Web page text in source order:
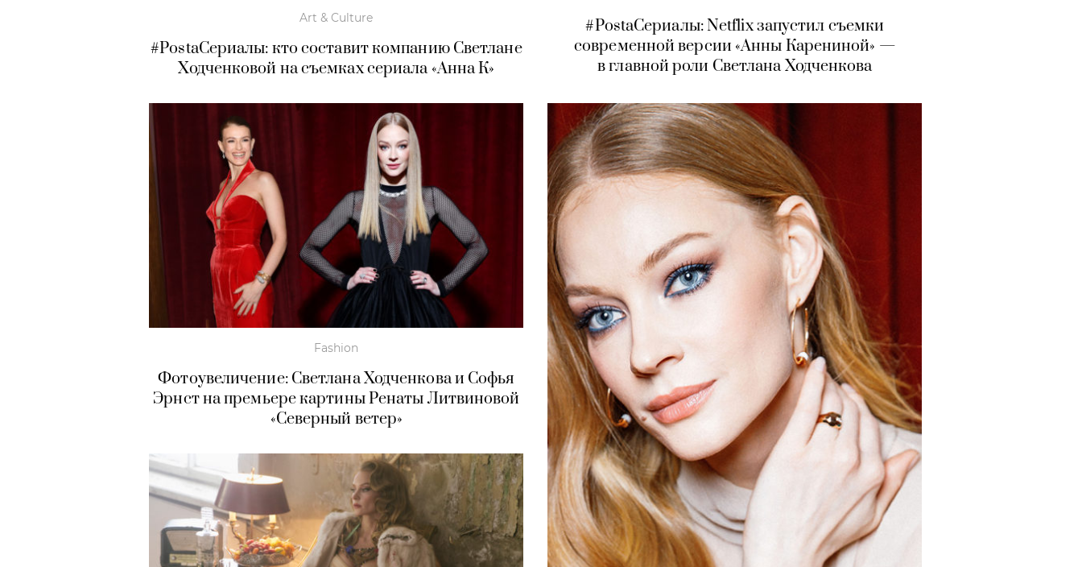
Art & Culture
#PostaСериалы: кто составит компанию Светлане
Ходченковой на съемках сериала «Анна К»
#PostaСериалы: Netflix запустил съемки
современной версии «Анны Карениной» —
в главной роли Светлана Ходченкова
Fashion
Фотоувеличение: Светлана Ходченкова и Софья
Эрнст на премьере картины Ренаты Литвиновой
«Северный ветер»